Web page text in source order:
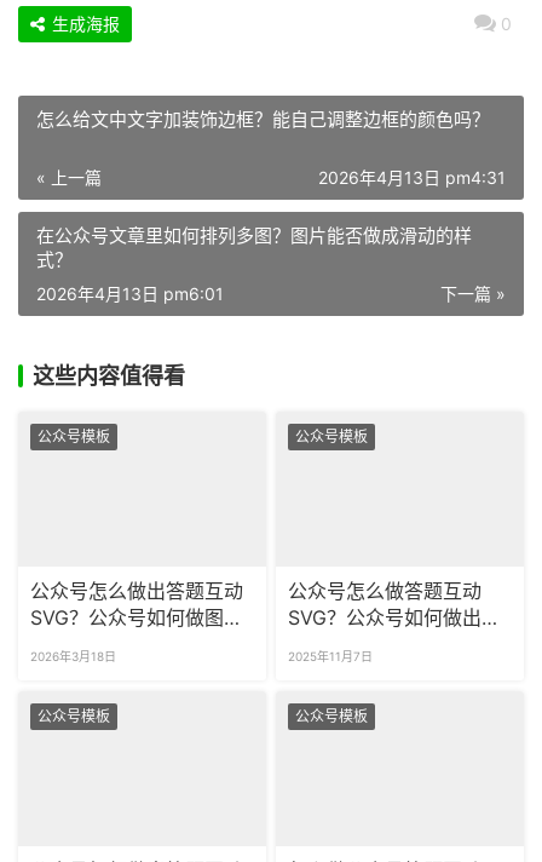
0
生成海报
怎么给文中文字加装饰边框？能自己调整边框的颜色吗？
« 上一篇 2026年4月13日 pm4:31
在公众号文章里如何排列多图？图片能否做成滑动的样
式？
下一篇 »
2026年4月13日 pm6:01
这些内容值得看
公众号模板
公众号怎么做出答题互动
SVG？公众号如何做图片
2026年3月18日
公众号模板
公众号怎么做答题互动
SVG？公众号如何做出图
2025年11月7日
公众号模板 公众号模板